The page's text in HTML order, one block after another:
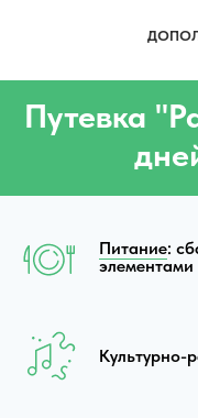
Путевка
Питание:
элементами
Культурно-